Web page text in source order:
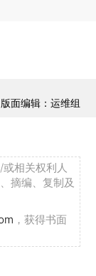
版面编辑：运维组
相关权利人
摘编、复制及
，获得书面